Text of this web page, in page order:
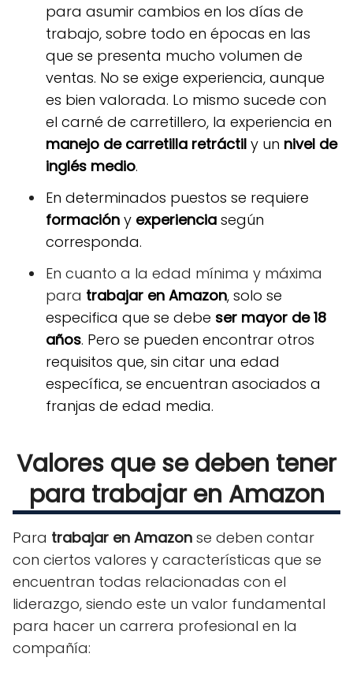
para asumir cambios en los días de
trabajo, sobre todo en épocas en las
que se presenta mucho volumen de
ventas. No se exige experiencia, aunque
es bien valorada. Lo mismo sucede con
el carné de carretillero, la experiencia en
manejo de carretilla retráctil y un nivel de
inglés medio.
En determinados puestos se requiere
formación y experiencia según
corresponda.
En cuanto a la edad mínima y máxima
para trabajar en Amazon, solo se
especifica que se debe ser mayor de 18
años. Pero se pueden encontrar otros
requisitos que, sin citar una edad
específica, se encuentran asociados a
franjas de edad media.
Valores que se deben tener
para trabajar en Amazon
Para trabajar en Amazon se deben contar
con ciertos valores y características que se
encuentran todas relacionadas con el
liderazgo, siendo este un valor fundamental
para hacer un carrera profesional en la
compañía: